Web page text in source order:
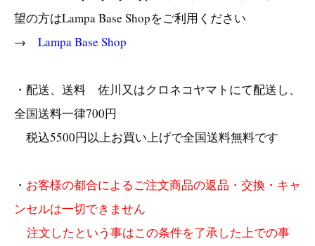
望の方はLampa Base Shopをご利用ください
→ Lampa Base Shop
・配送、送料 佐川又はクロネコヤマトにて配送し、
全国送料一律700円
税込5500円以上お買い上げで全国送料無料です
・ お客様の都合によるご注文商品の返品・交換・キャ
ンセルは一切できません
注文したという事はこの条件を了承した上での事